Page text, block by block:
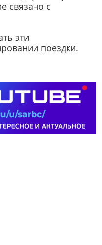
связано с
эти
поездки.